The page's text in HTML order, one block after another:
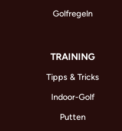
Golfregeln
TRAINING
Tipps & Tricks
Indoor-Golf
Putten